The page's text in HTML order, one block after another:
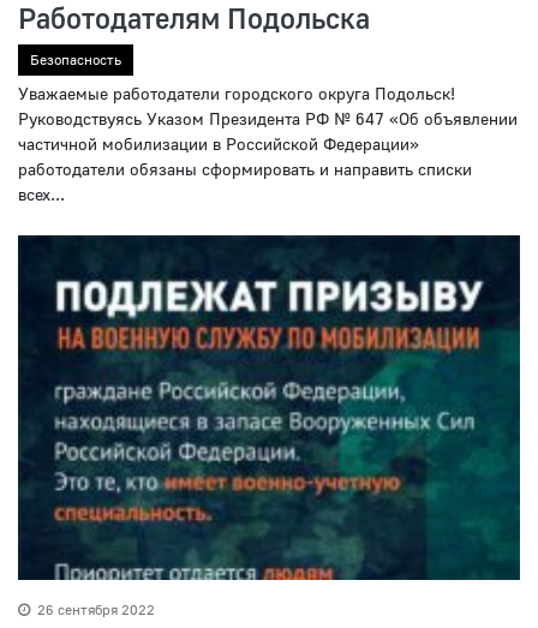
Работодателям Подольска
Безопасность
Уважаемые работодатели городского округа Подольск!
Руководствуясь Указом Президента РФ № 647 «Об объявлении
частичной мобилизации в Российской Федерации»
работодатели обязаны сформировать и направить списки
всех...
26 сентября 2022